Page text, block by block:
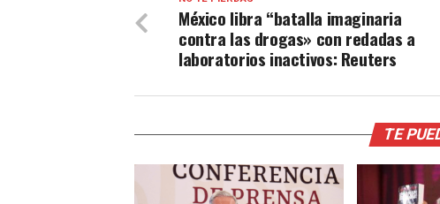
México libra “batalla imaginaria
contra las drogas» con redadas a
laboratorios inactivos: Reuters
TE